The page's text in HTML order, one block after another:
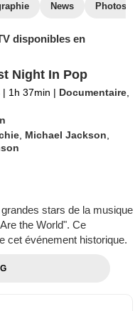
News Photos
disponibles en
Night In Pop
| 1h 37min | Documentaire
Michael Jackson
stars de la musique
the World". Ce
cet événement historique.